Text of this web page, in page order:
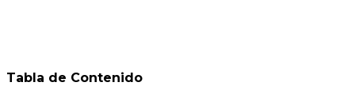
Tabla de Contenido